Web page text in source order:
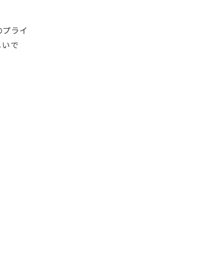
ライ
で